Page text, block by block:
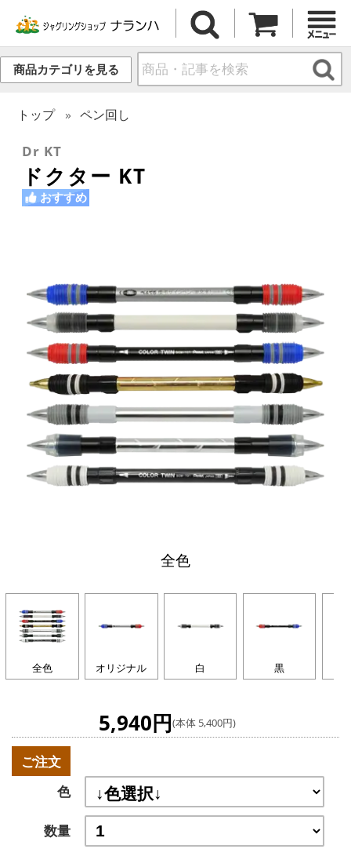
商品カテゴリを見る
トップ ペン回し
Dr KT
ドクター KT
おすすめ
全色
全色 オリジナル 白 黒
5,940円(本体 5,400円)
ご注文
色
数量